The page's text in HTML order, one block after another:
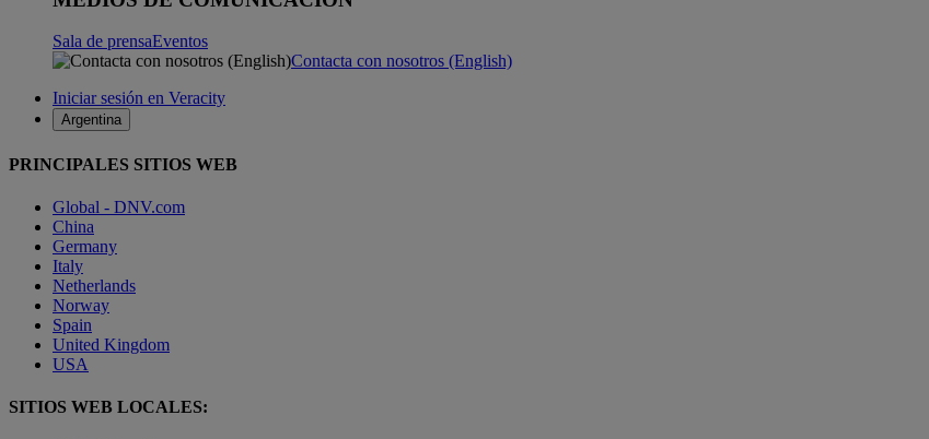
Sala de prensaEventos
Contacta con nosotros (English)
Iniciar sesión en Veracity
Argentina
PRINCIPALES SITIOS WEB
Global - DNV.com
China
Germany
Italy
Netherlands
Norway
Spain
United Kingdom
USA
SITIOS WEB LOCALES: